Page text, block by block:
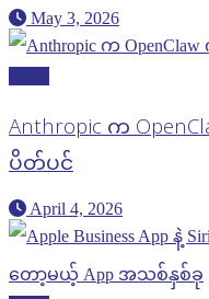
May 3, 2026
Anthropic က
ပိတ်ပင်
April 4, 2026